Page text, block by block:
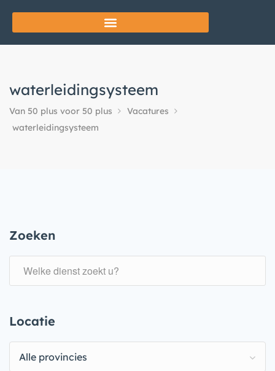
waterleidingsysteem
Van 50 plus voor 50 plus
Vacatures
waterleidingsysteem
Zoeken
Locatie
Alle provincies